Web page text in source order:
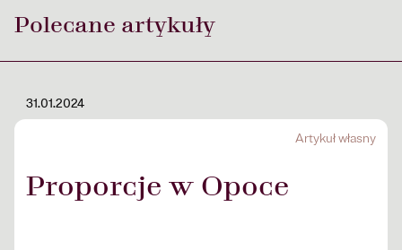
Polecane artykuły
31.01.2024
Artykuł własny
Proporcje w Opoce